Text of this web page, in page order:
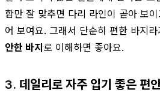
합만 잘 맞추면 다리 라인이 곧아 보
어 보여요. 그래서 단순히 편한 바지라
안한 바지로 이해하면 좋아요.
3. 데일리로 자주 입기 좋은 편